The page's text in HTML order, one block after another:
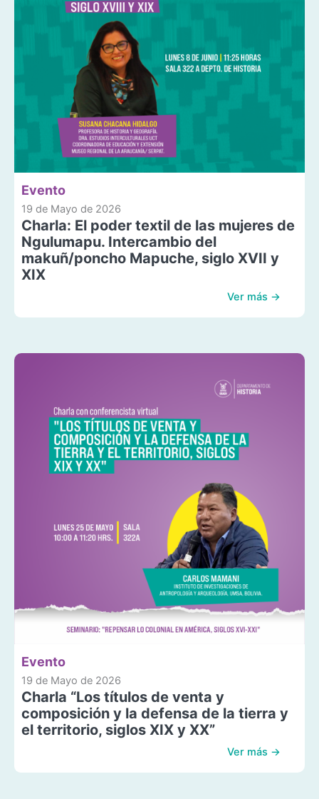
Evento
19 de Mayo de 2026
Charla: El poder textil de las mujeres de
Ngulumapu. Intercambio del
makuñ/poncho Mapuche, siglo XVII y
XIX
Ver más →
Evento
19 de Mayo de 2026
Charla “Los títulos de venta y
composición y la defensa de la tierra y
el territorio, siglos XIX y XX”
Ver más →